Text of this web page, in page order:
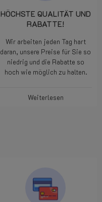
HÖCHSTE QUALITÄT UND
RABATTE!
Wir arbeiten jeden Tag hart
daran, unsere Preise für Sie so
niedrig und die Rabatte so
hoch wie möglich zu halten.
Weiterlesen